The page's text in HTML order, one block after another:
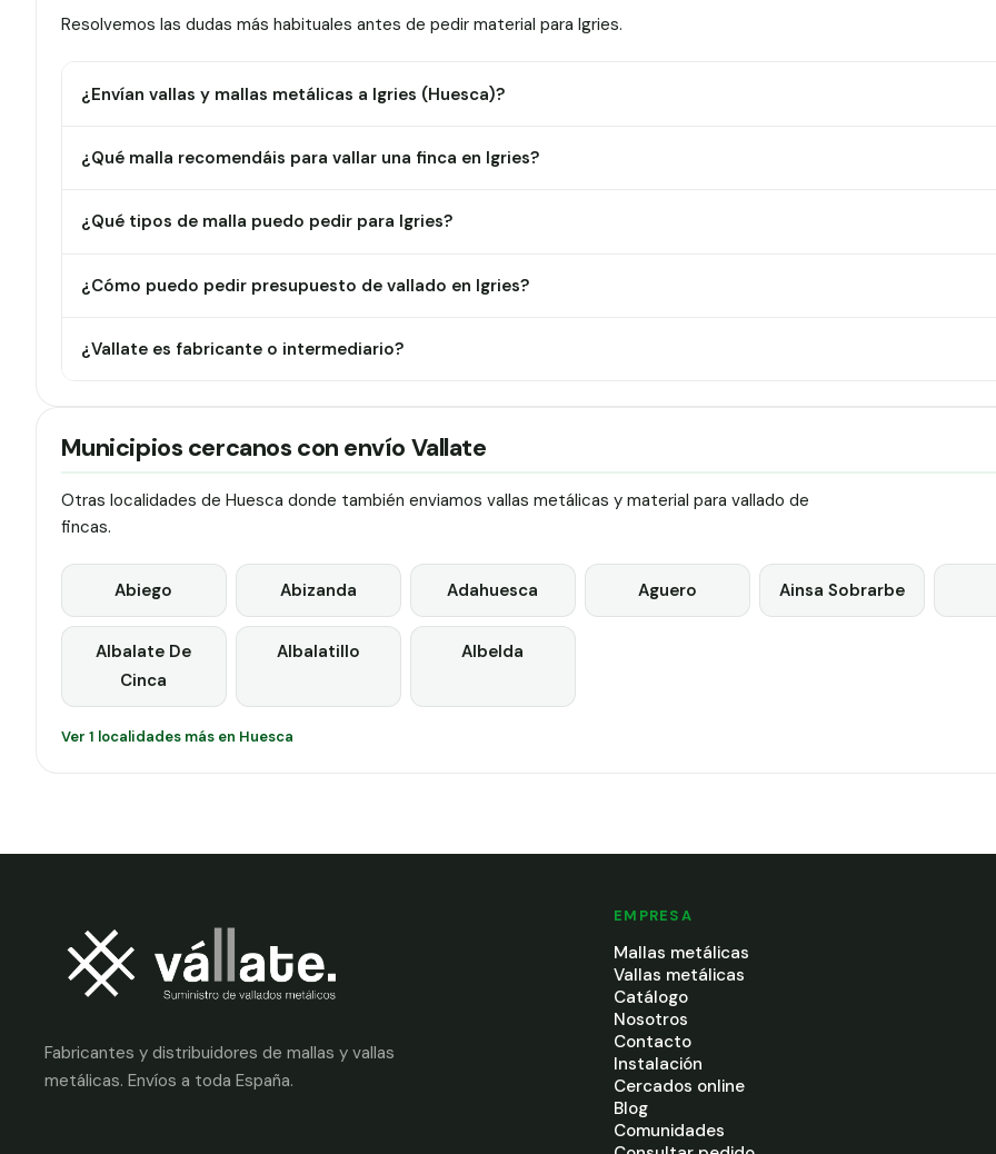
Resolvemos las dudas más habituales antes de pedir material para Igries.
¿Envían vallas y mallas metálicas a Igries (Huesca)?
¿Qué malla recomendáis para vallar una finca en Igries?
¿Qué tipos de malla puedo pedir para Igries?
¿Cómo puedo pedir presupuesto de vallado en Igries?
¿Vallate es fabricante o intermediario?
Municipios cercanos con envío Vallate
Otras localidades de Huesca donde también enviamos vallas metálicas y material para vallado de
fincas.
Abiego Abizanda Adahuesca Aguero Ainsa Sobrarbe
Albalate De
Cinca
Albalatillo Albelda
Ver 1 localidades más en Huesca
Fabricantes y distribuidores de mallas y vallas
metálicas. Envíos a toda España.
EMPRESA
Mallas metálicas
Vallas metálicas
Catálogo
Nosotros
Contacto
Instalación
Cercados online
Blog
Comunidades